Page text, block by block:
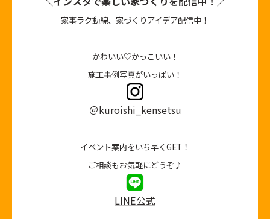
家事ラク動線、家づくりアイデア配信中！
かわいい♡かっこいい！
施工事例写真がいっぱい！
＠kuroishi_kensetsu
イベント案内をいち早くGET！
ご相談もお気軽にどうぞ♪
LINE公式